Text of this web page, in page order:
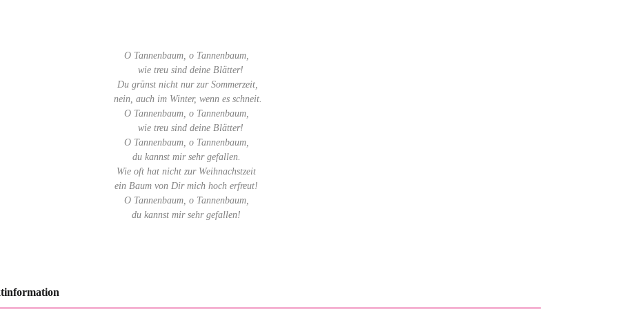
O Tannenbaum, o Tannenbaum,
wie treu sind deine Blätter!
Du grünst nicht nur zur Sommerzeit,
nein, auch im Winter, wenn es schneit.
O Tannenbaum, o Tannenbaum,
wie treu sind deine Blätter!
O Tannenbaum, o Tannenbaum,
du kannst mir sehr gefallen.
Wie oft hat nicht zur Weihnachstzeit
ein Baum von Dir mich hoch erfreut!
O Tannenbaum, o Tannenbaum,
du kannst mir sehr gefallen!